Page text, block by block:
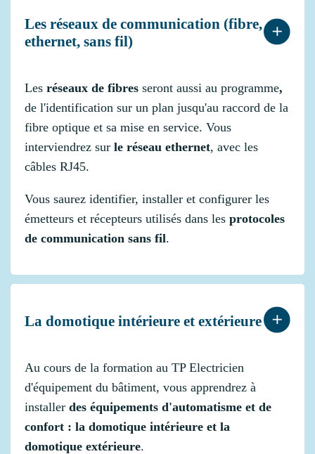
Les réseaux de communication (fibre,
ethernet, sans fil)
Les réseaux de fibres seront aussi au programme,
de l'identification sur un plan jusqu'au raccord de la
fibre optique et sa mise en service. Vous
interviendrez sur le réseau ethernet, avec les
câbles RJ45.
Vous saurez identifier, installer et configurer les
émetteurs et récepteurs utilisés dans les protocoles
de communication sans fil.
La domotique intérieure et extérieure
Au cours de la formation au TP Electricien
d'équipement du bâtiment, vous apprendrez à
installer des équipements d'automatisme et de
confort : la domotique intérieure et la
domotique extérieure.